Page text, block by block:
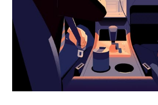
o
calendário.